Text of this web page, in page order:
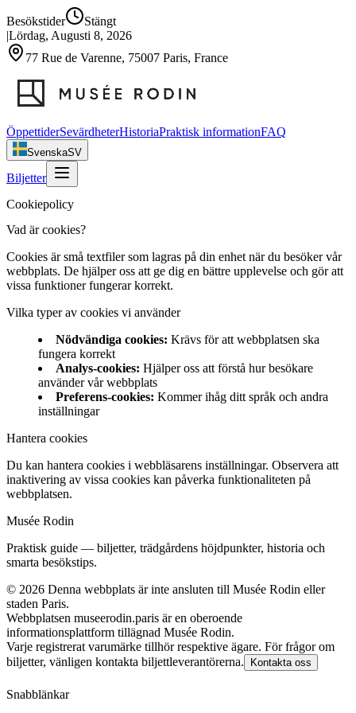
Besökstider
Stängt
|Lördag, Augusti 8, 2026
77 Rue de Varenne, 75007 Paris, France
ÖppettiderSevärdheterHistoriaPraktisk informationFAQ
SvenskaSV
Biljetter
Cookiepolicy
Vad är cookies?
Cookies är små textfiler som lagras på din enhet när du besöker vår
webbplats. De hjälper oss att ge dig en bättre upplevelse och gör att
vissa funktioner fungerar korrekt.
Vilka typer av cookies vi använder
Nödvändiga cookies: Krävs för att webbplatsen ska
fungera korrekt
Analys-cookies: Hjälper oss att förstå hur besökare
använder vår webbplats
Preferens-cookies: Kommer ihåg ditt språk och andra
inställningar
Hantera cookies
Du kan hantera cookies i webbläsarens inställningar. Observera att
inaktivering av vissa cookies kan påverka funktionaliteten på
webbplatsen.
Musée Rodin
Praktisk guide — biljetter, trädgårdens höjdpunkter, historia och
smarta besökstips.
© 2026 Denna webbplats är inte ansluten till Musée Rodin eller
staden Paris.
Webbplatsen museerodin.paris är en oberoende
informationsplattform tillägnad Musée Rodin.
Varje registrerat varumärke tillhör respektive ägare. För frågor om
biljetter, vänligen kontakta biljettleverantörerna.
Kontakta oss
Snabblänkar